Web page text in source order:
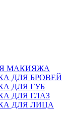
МАКИЯЖА
ДЛЯ БРОВЕЙ
ДЛЯ ГУБ
ДЛЯ ГЛАЗ
ДЛЯ ЛИЦА